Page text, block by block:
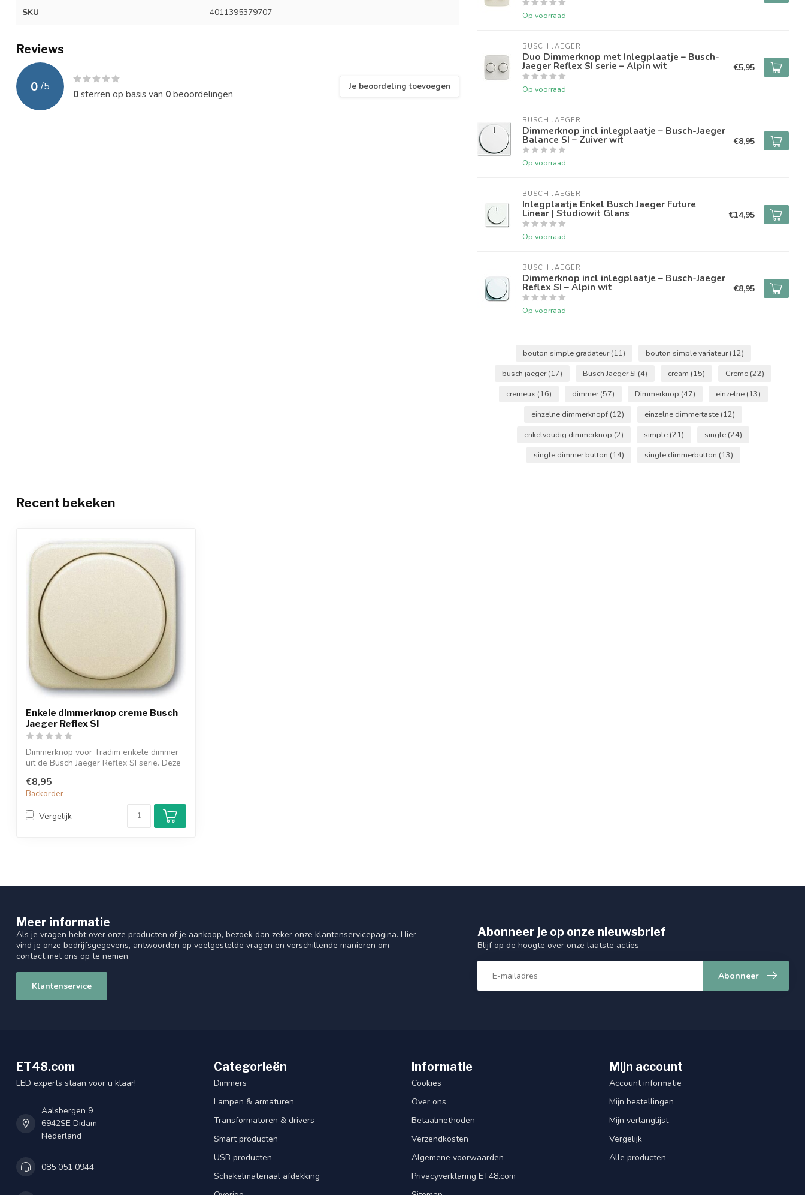
SKU 4011395379707
Reviews
0 /5
0sterren op basis van 0beoordelingen
Je beoordeling toevoegen
Op voorraad
BUSCH JAEGER
Duo Dimmerknop met Inlegplaatje – Busch-
Jaeger Reflex SI serie – Alpin wit
Op voorraad
€5,95
BUSCH JAEGER
Dimmerknop incl inlegplaatje – Busch-Jaeger
Balance SI – Zuiver wit
Op voorraad
€8,95
BUSCH JAEGER
Inlegplaatje Enkel Busch Jaeger Future
Linear | Studiowit Glans
Op voorraad
€14,95
BUSCH JAEGER
Dimmerknop incl inlegplaatje – Busch-Jaeger
Reflex SI – Alpin wit
Op voorraad
€8,95
bouton simple gradateur(11) bouton simple variateur(12)
busch jaeger(17) Busch Jaeger SI (4) cream (15) Creme (22)
cremeux (16) dimmer(57) Dimmerknop (47) einzelne (13)
einzelne dimmerknopf (12) einzelne dimmertaste (12)
enkelvoudig dimmerknop (2) simple (21) single (24)
single dimmer button (14) single dimmerbutton (13)
Recent bekeken
Enkele dimmerknop creme Busch
Jaeger Reflex SI
Dimmerknop voor Tradim enkele dimmer
uit de Busch Jaeger Reflex SI serie. Deze
€8,95
Backorder
Vergelijk
Meer informatie
Als je vragen hebt over onze producten of je aankoop, bezoek dan zeker onze klantenservicepagina. Hier
vind je onze bedrijfsgegevens, antwoorden op veelgestelde vragen en verschillende manieren om
contact met ons op te nemen.
Klantenservice
Abonneer je op onze nieuwsbrief
Blijf op de hoogte over onze laatste acties
Abonneer
ET48.com
LED experts staan voor u klaar!
Aalsbergen 9
6942SE Didam
Nederland
085 051 0944
Categorieën
Dimmers
Lampen & armaturen
Transformatoren & drivers
Smart producten
USB producten
Schakelmateriaal afdekking
Informatie
Cookies
Over ons
Betaalmethoden
Verzendkosten
Algemene voorwaarden
Privacyverklaring ET48.com
Mijn account
Account informatie
Mijn bestellingen
Mijn verlanglijst
Vergelijk
Alle producten